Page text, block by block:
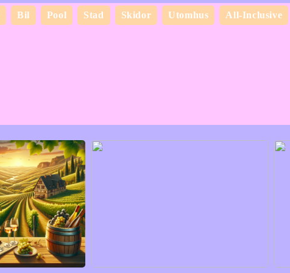
Bil Pool Stad Skidor Utomhus All-Inclusive